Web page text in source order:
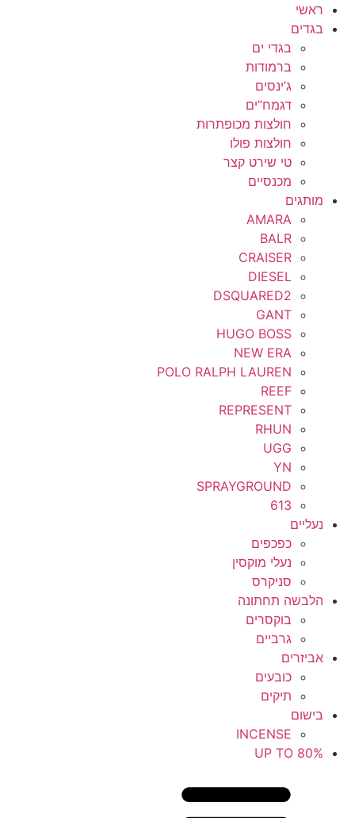
ראשי
בגדים
בגדי ים
ברמודות
ג’ינסים
דגמח”ים
חולצות מכופתרות
חולצות פולו
טי שירט קצר
מכנסיים
מותגים
AMARA
BALR
CRAISER
DIESEL
DSQUARED2
GANT
HUGO BOSS
NEW ERA
POLO RALPH LAUREN
REEF
REPRESENT
RHUN
UGG
YN
SPRAYGROUND
613
נעליים
כפכפים
נעלי מוקסין
סניקרס
הלבשה תחתונה
בוקסרים
גרביים
אביזרים
כובעים
תיקים
בישום
INCENSE
UP TO 80%